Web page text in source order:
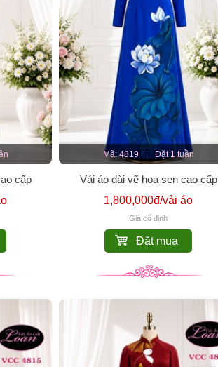
cấp
Mã: 4819 | Đặt 1 tuần
Vải áo dài vẽ hoa sen cao cấp
1,800,000đ/vải áo
Giá cố định
Đặt mua